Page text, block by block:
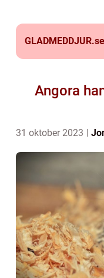
GLADMEDDJUR.se
Angora
31 oktober 2023